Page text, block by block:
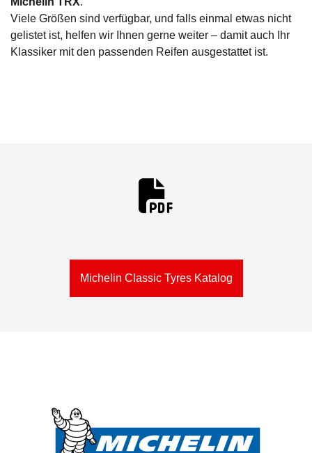
Viele Größen sind verfügbar, und falls einmal etwas nicht
gelistet ist, helfen wir Ihnen gerne weiter – damit auch Ihr
Klassiker mit den passenden Reifen ausgestattet ist.
Michelin Classic Tyres Katalog